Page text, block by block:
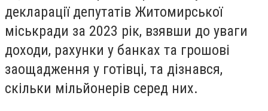
декларації депутатів Житомирської
міськради за 2023 рік, взявши до уваги
доходи, рахунки у банках та грошові
заощадження у готівці, та дізнався,
скільки мільйонерів серед них.